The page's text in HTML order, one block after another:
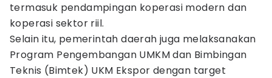
termasuk pendampingan koperasi modern dan
koperasi sektor riil.
Selain itu, pemerintah daerah juga melaksanakan
Program Pengembangan UMKM dan Bimbingan
Teknis (Bimtek) UKM Ekspor dengan target